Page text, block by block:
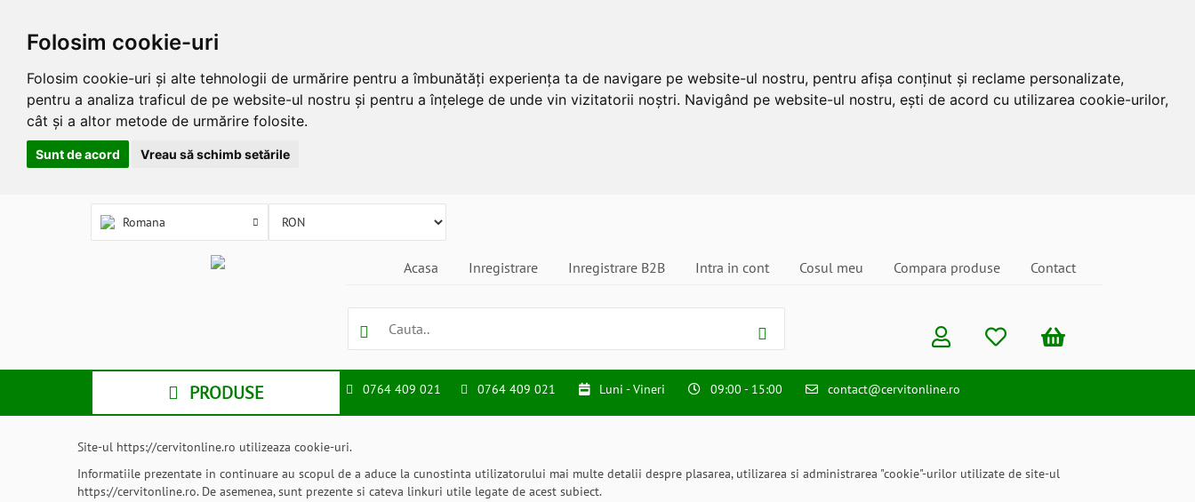
Folosim cookie-uri
Folosim cookie-uri și alte tehnologii de urmărire pentru a îmbunătăți experiența ta de navigare pe website-ul nostru, pentru afișa conținut și reclame personalizate,
pentru a analiza traficul de pe website-ul nostru și pentru a înțelege de unde vin vizitatorii noștri. Navigând pe website-ul nostru, ești de acord cu utilizarea cookie-urilor,
cât și a altor metode de urmărire folosite.
Sunt de acord Vreau să schimb setările
Romana
Acasa Inregistrare Inregistrare B2B Intra in cont Cosul meu Compara produse Contact
PRODUSE 0764 409 021 0764 409 021 Luni - Vineri 09:00 - 15:00 contact@cervitonline.ro
Site-ul https://cervitonline.ro utilizeaza cookie-uri.
Informatiile prezentate in continuare au scopul de a aduce la cunostinta utilizatorului mai multe detalii despre plasarea, utilizarea si administrarea "cookie"-urilor utilizate de site-ul
https://cervitonline.ro. De asemenea, sunt prezente si cateva linkuri utile legate de acest subiect.